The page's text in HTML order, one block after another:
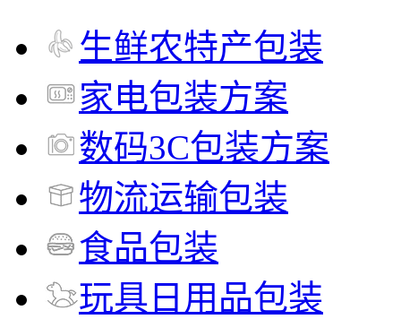
生鲜农特产包装
家电包装方案
数码3C包装方案
物流运输包装
食品包装
玩具日用品包装